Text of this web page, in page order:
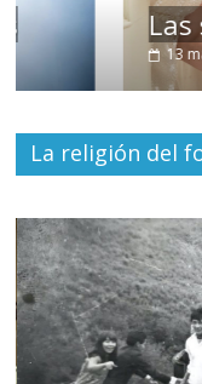
Las series-
13 marzo, 2026
La religión del